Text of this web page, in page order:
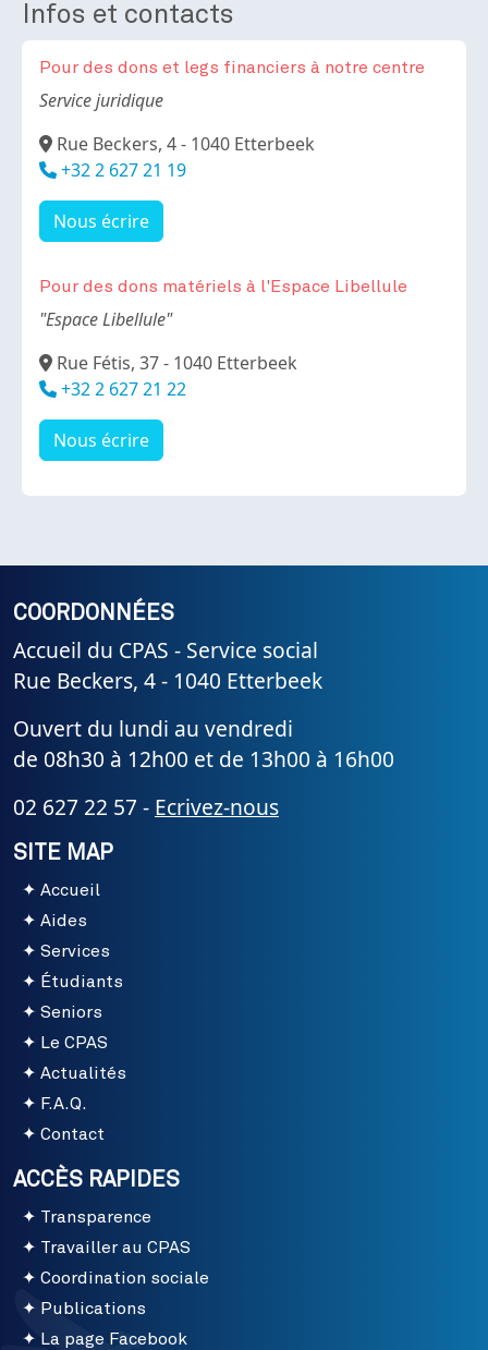
Infos et contacts
Pour des dons et legs financiers à notre centre
Body
Service juridique
Adresse
Rue Beckers, 4 - 1040 Etterbeek
Téléphone
+32 2 627 21 19
Nous écrire
Pour des dons matériels à l'Espace Libellule
Body
"Espace Libellule"
Adresse
Rue Fétis, 37 - 1040 Etterbeek
Téléphone
+32 2 627 21 22
Nous écrire
COORDONNÉES
Accueil du CPAS - Service social
Rue Beckers, 4 - 1040 Etterbeek
Ouvert du lundi au vendredi
de 08h30 à 12h00 et de 13h00 à 16h00
02 627 22 57 - Ecrivez-nous
SITE MAP
Accueil
Aides
Services
Étudiants
Seniors
Le CPAS
Actualités
F.A.Q.
Contact
ACCÈS RAPIDES
Transparence
Travailler au CPAS
Coordination sociale
Publications
La page Facebook